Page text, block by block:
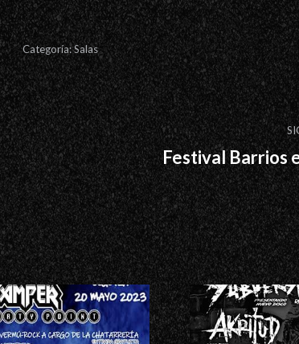
Categoría:Salas
Proyecto
siguiente
Festival Barrios